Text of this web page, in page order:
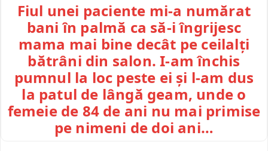
Fiul unei paciente mi-a numărat
bani în palmă ca să-i îngrijesc
mama mai bine decât pe ceilalți
bătrâni din salon. I-am închis
pumnul la loc peste ei și l-am dus
la patul de lângă geam, unde o
femeie de 84 de ani nu mai primise
pe nimeni de doi ani…